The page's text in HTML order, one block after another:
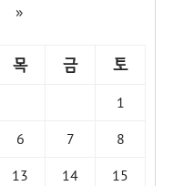
»
목 금 토
1
6 7
8
13 14
15